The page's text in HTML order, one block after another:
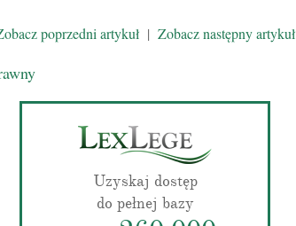
poprzedni artykuł| Zobacz następny artykuł
Uzyskaj dostęp
do pełnej bazy